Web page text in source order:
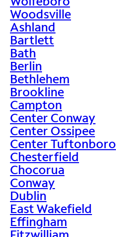
Woodsville
Ashland
Bartlett
Bath
Berlin
Bethlehem
Brookline
Campton
Center Conway
Center Ossipee
Center Tuftonboro
Chesterfield
Chocorua
Conway
Dublin
East Wakefield
Effingham